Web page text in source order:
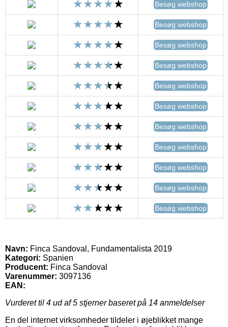
Besøg webshop
Besøg webshop
Besøg webshop
Besøg webshop
Besøg webshop
Besøg webshop
Besøg webshop
Besøg webshop
Besøg webshop
Besøg webshop
Besøg webshop
Navn: Finca Sandoval, Fundamentalista 2019
Kategori: Spanien
Producent: Finca Sandoval
Varenummer: 3097136
EAN:
Vurderet til 4 ud af 5 stjerner baseret på 14 anmeldelser
En del internet virksomheder tildeler i øjeblikket mange